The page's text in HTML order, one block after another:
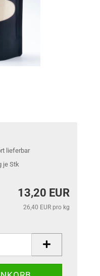
lieferbar
je Stk
13,20 EUR
26,40 EUR pro kg